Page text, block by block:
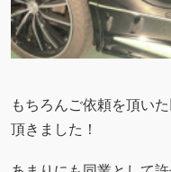
もちろんご依頼を頂い
頂きました！